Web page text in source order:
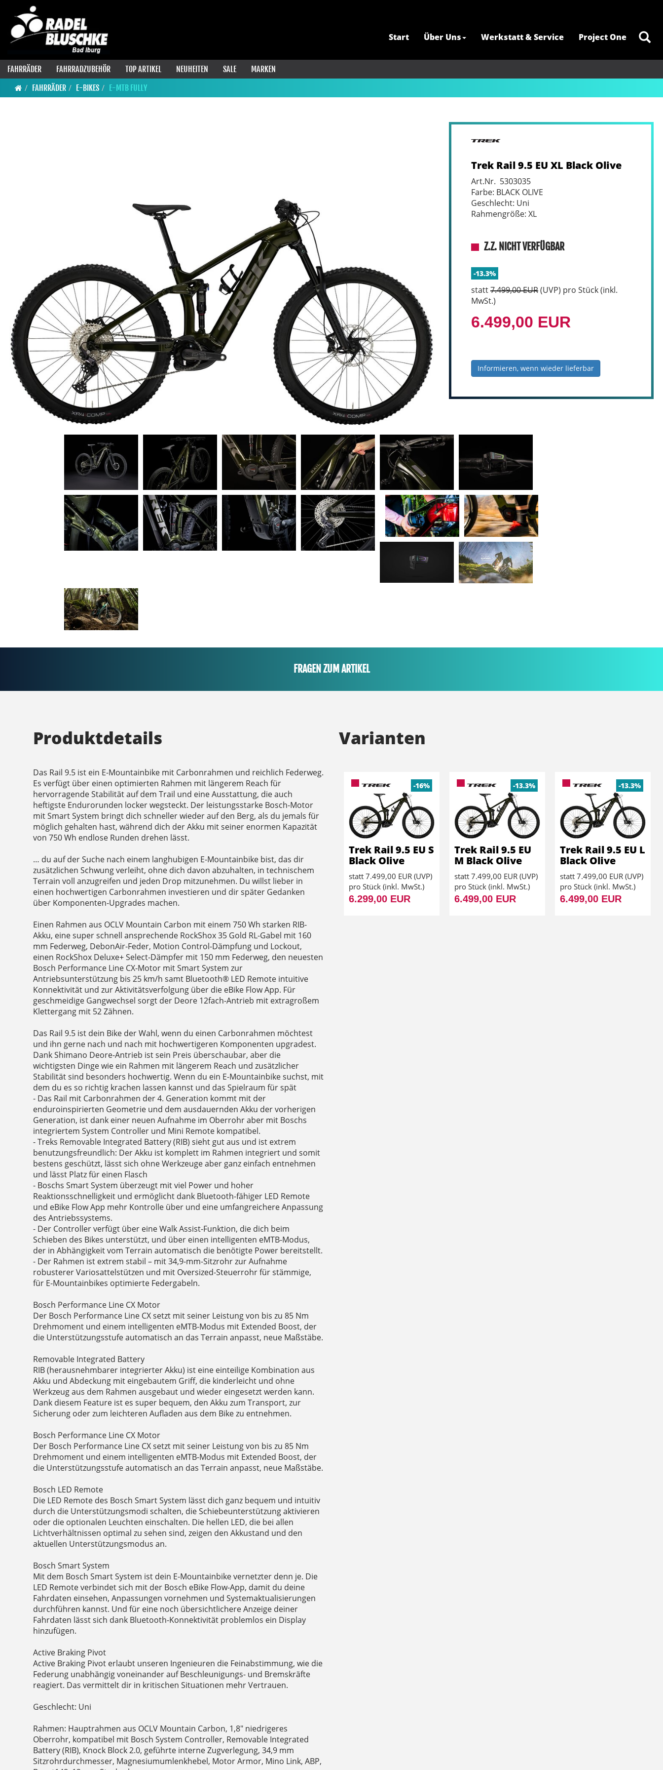
Start Über Uns Werkstatt & Service Project One
FAHRRÄDER FAHRRADZUBEHÖR TOP ARTIKEL NEUHEITEN SALE
MARKEN
FAHRRÄDER
E-BIKES E-MTB FULLY
Trek Rail 9.5 EU XL Black Olive
Art.Nr. 5303035
Farbe: BLACK OLIVE
Geschlecht: Uni
Rahmengröße: XL
Z.Z. NICHT VERFÜGBAR
-13.3%
statt7.499,00 EUR(UVP) pro Stück (inkl.
MwSt.)
6.499,00 EUR
Informieren, wenn wieder lieferbar
FRAGEN ZUM ARTIKEL
Produktdetails
Das Rail 9.5 ist ein E-Mountainbike mit Carbonrahmen und reichlich Federweg.
Es verfügt über einen optimierten Rahmen mit längerem Reach für
hervorragende Stabilität auf dem Trail und eine Ausstattung, die auch
heftigste Endurorunden locker wegsteckt. Der leistungsstarke Bosch-Motor
mit Smart System bringt dich schneller wieder auf den Berg, als du jemals für
möglich gehalten hast, während dich der Akku mit seiner enormen Kapazität
von 750 Wh endlose Runden drehen lässt.
… du auf der Suche nach einem langhubigen E-Mountainbike bist, das dir
zusätzlichen Schwung verleiht, ohne dich davon abzuhalten, in technischem
Terrain voll anzugreifen und jeden Drop mitzunehmen. Du willst lieber in
einen hochwertigen Carbonrahmen investieren und dir später Gedanken
über Komponenten-Upgrades machen.
Einen Rahmen aus OCLV Mountain Carbon mit einem 750 Wh starken RIB-
Akku, eine super schnell ansprechende RockShox 35 Gold RL-Gabel mit 160
mm Federweg, DebonAir-Feder, Motion Control-Dämpfung und Lockout,
einen RockShox Deluxe+ Select-Dämpfer mit 150 mm Federweg, den neuesten
Bosch Performance Line CX-Motor mit Smart System zur
Antriebsunterstützung bis 25 km/h samt Bluetooth® LED Remote intuitive
Konnektivität und zur Aktivitätsverfolgung über die eBike Flow App. Für
geschmeidige Gangwechsel sorgt der Deore 12fach-Antrieb mit extragroßem
Klettergang mit 52 Zähnen.
Das Rail 9.5 ist dein Bike der Wahl, wenn du einen Carbonrahmen möchtest
und ihn gerne nach und nach mit hochwertigeren Komponenten upgradest.
Dank Shimano Deore-Antrieb ist sein Preis überschaubar, aber die
wichtigsten Dinge wie ein Rahmen mit längerem Reach und zusätzlicher
Stabilität sind besonders hochwertig. Wenn du ein E-Mountainbike suchst, mit
dem du es so richtig krachen lassen kannst und das Spielraum für spät
- Das Rail mit Carbonrahmen der 4. Generation kommt mit der
enduroinspirierten Geometrie und dem ausdauernden Akku der vorherigen
Generation, ist dank einer neuen Aufnahme im Oberrohr aber mit Boschs
integriertem System Controller und Mini Remote kompatibel.
- Treks Removable Integrated Battery (RIB) sieht gut aus und ist extrem
benutzungsfreundlich: Der Akku ist komplett im Rahmen integriert und somit
bestens geschützt, lässt sich ohne Werkzeuge aber ganz einfach entnehmen
und lässt Platz für einen Flasch
- Boschs Smart System überzeugt mit viel Power und hoher
Reaktionsschnelligkeit und ermöglicht dank Bluetooth-fähiger LED Remote
und eBike Flow App mehr Kontrolle über und eine umfangreichere Anpassung
des Antriebssystems.
- Der Controller verfügt über eine Walk Assist-Funktion, die dich beim
Schieben des Bikes unterstützt, und über einen intelligenten eMTB-Modus,
der in Abhängigkeit vom Terrain automatisch die benötigte Power bereitstellt.
- Der Rahmen ist extrem stabil – mit 34,9-mm-Sitzrohr zur Aufnahme
robusterer Variosattelstützen und mit Oversized-Steuerrohr für stämmige,
für E-Mountainbikes optimierte Federgabeln.
Bosch Performance Line CX Motor
Der Bosch Performance Line CX setzt mit seiner Leistung von bis zu 85 Nm
Drehmoment und einem intelligenten eMTB-Modus mit Extended Boost, der
die Unterstützungsstufe automatisch an das Terrain anpasst, neue Maßstäbe.
Removable Integrated Battery
RIB (herausnehmbarer integrierter Akku) ist eine einteilige Kombination aus
Akku und Abdeckung mit eingebautem Griff, die kinderleicht und ohne
Werkzeug aus dem Rahmen ausgebaut und wieder eingesetzt werden kann.
Dank diesem Feature ist es super bequem, den Akku zum Transport, zur
Sicherung oder zum leichteren Aufladen aus dem Bike zu entnehmen.
Bosch Performance Line CX Motor
Der Bosch Performance Line CX setzt mit seiner Leistung von bis zu 85 Nm
Drehmoment und einem intelligenten eMTB-Modus mit Extended Boost, der
die Unterstützungsstufe automatisch an das Terrain anpasst, neue Maßstäbe.
Bosch LED Remote
Die LED Remote des Bosch Smart System lässt dich ganz bequem und intuitiv
durch die Unterstützungsmodi schalten, die Schiebeunterstützung aktivieren
oder die optionalen Leuchten einschalten. Die hellen LED, die bei allen
Lichtverhältnissen optimal zu sehen sind, zeigen den Akkustand und den
aktuellen Unterstützungsmodus an.
Bosch Smart System
Mit dem Bosch Smart System ist dein E-Mountainbike vernetzter denn je. Die
LED Remote verbindet sich mit der Bosch eBike Flow-App, damit du deine
Fahrdaten einsehen, Anpassungen vornehmen und Systemaktualisierungen
durchführen kannst. Und für eine noch übersichtlichere Anzeige deiner
Fahrdaten lässt sich dank Bluetooth-Konnektivität problemlos ein Display
hinzufügen.
Active Braking Pivot
Active Braking Pivot erlaubt unseren Ingenieuren die Feinabstimmung, wie die
Federung unabhängig voneinander auf Beschleunigungs- und Bremskräfte
reagiert. Das vermittelt dir in kritischen Situationen mehr Vertrauen.
Geschlecht: Uni
Rahmen: Hauptrahmen aus OCLV Mountain Carbon, 1,8" niedrigeres
Oberrohr, kompatibel mit Bosch System Controller, Removable Integrated
Battery (RIB), Knock Block 2.0, geführte interne Zugverlegung, 34,9 mm
Sitzrohrdurchmesser, Magnesiumumlenkhebel, Motor Armor, Mino Link, ABP,
Varianten
-16%
Trek Rail 9.5 EU S
Black Olive
statt 7.499,00 EUR (UVP)
pro Stück (inkl. MwSt.)
6.299,00 EUR
-13.3%
Trek Rail 9.5 EU
M Black Olive
statt 7.499,00 EUR (UVP)
pro Stück (inkl. MwSt.)
6.499,00 EUR
-13.3%
Trek Rail 9.5 EU L
Black Olive
statt 7.499,00 EUR (UVP)
pro Stück (inkl. MwSt.)
6.499,00 EUR